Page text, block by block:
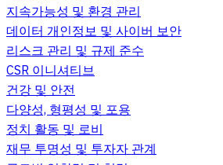
지속가능성 및 환경 관리
데이터 개인정보 및 사이버 보안
리스크 관리 및 규제 준수
CSR 이니셔티브
건강 및 안전
다양성, 형평성 및 포용
정치 활동 및 로비
재무 투명성 및 투자자 관계